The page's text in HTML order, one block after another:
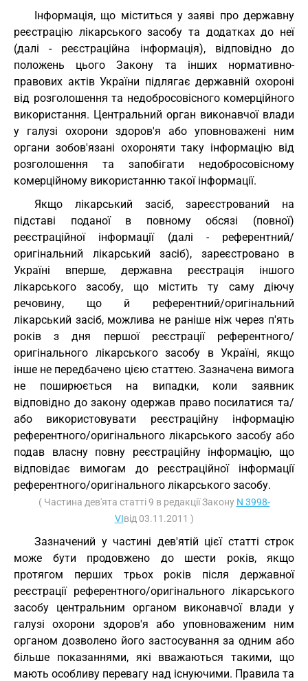
Інформація, що міститься у заяві про державну
реєстрацію лікарського засобу та додатках до неї
(далі - реєстраційна інформація), відповідно до
положень цього Закону та інших нормативно-
правових актів України підлягає державній охороні
від розголошення та недобросовісного комерційного
використання. Центральний орган виконавчої влади
у галузі охорони здоров'я або уповноважені ним
органи зобов'язані охороняти таку інформацію від
розголошення та запобігати недобросовісному
комерційному використанню такої інформації.
Якщо лікарський засіб, зареєстрований на
підставі поданої в повному обсязі (повної)
реєстраційної інформації (далі - референтний/
оригінальний лікарський засіб), зареєстровано в
Україні вперше, державна реєстрація іншого
лікарського засобу, що містить ту саму діючу
речовину, що й референтний/оригінальний
лікарський засіб, можлива не раніше ніж через п'ять
років з дня першої реєстрації референтного/
оригінального лікарського засобу в Україні, якщо
інше не передбачено цією статтею. Зазначена вимога
не поширюється на випадки, коли заявник
відповідно до закону одержав право посилатися та/
або використовувати реєстраційну інформацію
референтного/оригінального лікарського засобу або
подав власну повну реєстраційну інформацію, що
відповідає вимогам до реєстраційної інформації
референтного/оригінального лікарського засобу.
( Частина дев'ята статті 9 в редакції Закону N 3998-
VIвід 03.11.2011 )
Зазначений у частині дев'ятій цієї статті строк
може бути продовжено до шести років, якщо
протягом перших трьох років після державної
реєстрації референтного/оригінального лікарського
засобу центральним органом виконавчої влади у
галузі охорони здоров'я або уповноваженим ним
органом дозволено його застосування за одним або
більше показаннями, які вважаються такими, що
мають особливу перевагу над існуючими. Правила та